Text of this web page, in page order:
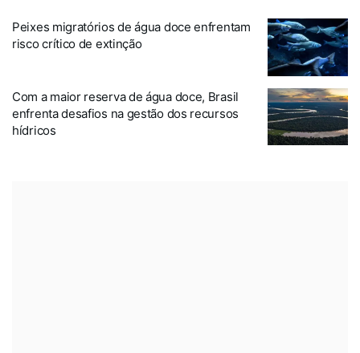
Peixes migratórios de água doce enfrentam
risco crítico de extinção
Com a maior reserva de água doce, Brasil
enfrenta desafios na gestão dos recursos
hídricos